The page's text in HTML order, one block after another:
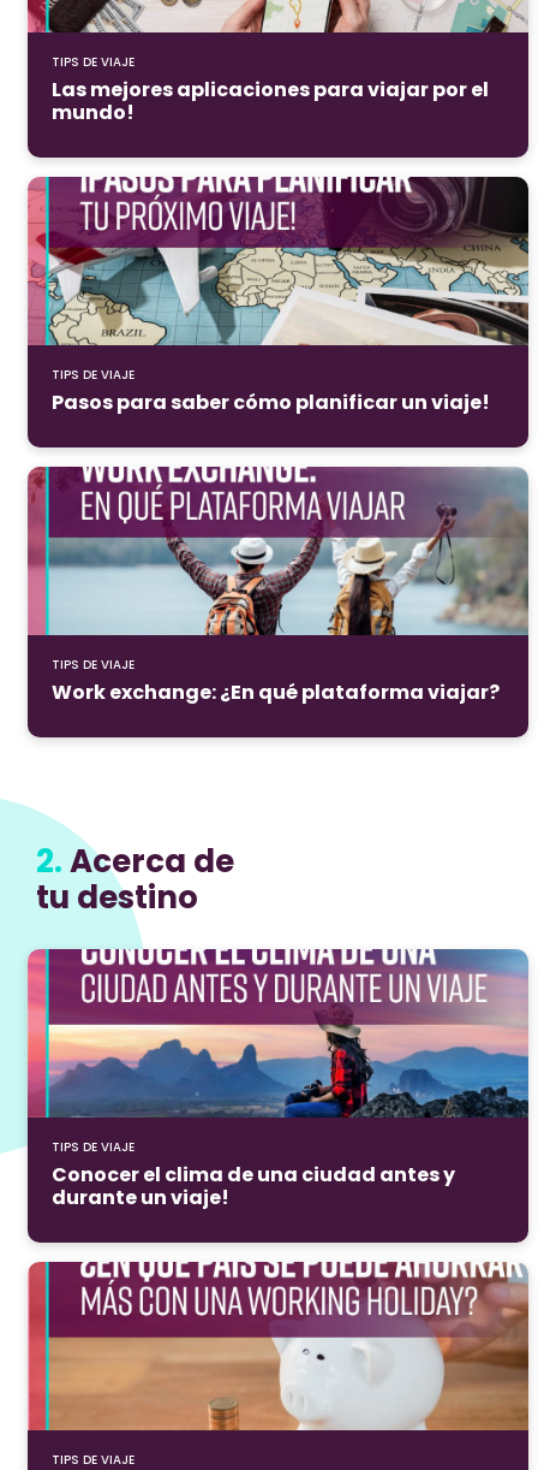
TIPS DE VIAJE
Las mejores aplicaciones para viajar por el
mundo!
TIPS DE VIAJE
Pasos para saber cómo planificar un viaje!
TIPS DE VIAJE
Work exchange: ¿En qué plataforma viajar?
2.Acerca de
tu destino
TIPS DE VIAJE
Conocer el clima de una ciudad antes y
durante un viaje!
TIPS DE VIAJE